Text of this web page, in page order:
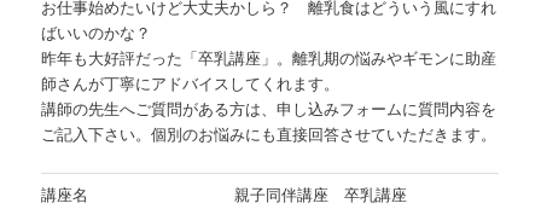
お仕事始めたいけど大丈夫かしら？ 離乳食はどういう風にすれ
ばいいのかな？
昨年も大好評だった「卒乳講座」。離乳期の悩みやギモンに助産
師さんが丁寧にアドバイスしてくれます。
講師の先生へご質問がある方は、申し込みフォームに質問内容を
ご記入下さい。個別のお悩みにも直接回答させていただきます。
講座名
親子同伴講座 卒乳講座